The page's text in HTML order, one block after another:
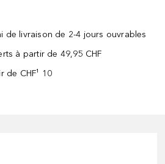
de livraison de 2-4 jours ouvrables
à partir de 49,95 CHF
de CHF¹ 10